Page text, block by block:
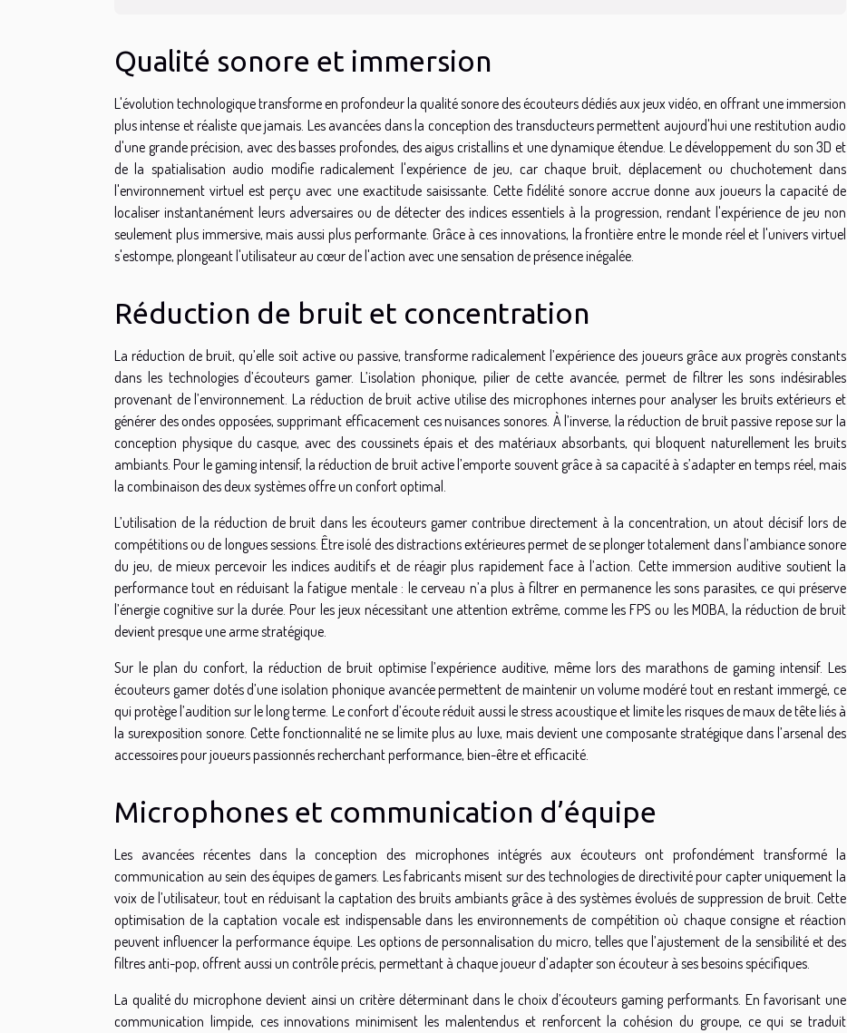
Qualité sonore et immersion
L'évolution technologique transforme en profondeur la qualité sonore des écouteurs dédiés aux jeux vidéo, en offrant une immersion
plus intense et réaliste que jamais. Les avancées dans la conception des transducteurs permettent aujourd'hui une restitution audio
d'une grande précision, avec des basses profondes, des aigus cristallins et une dynamique étendue. Le développement du son 3D et
de la spatialisation audio modifie radicalement l'expérience de jeu, car chaque bruit, déplacement ou chuchotement dans
l'environnement virtuel est perçu avec une exactitude saisissante. Cette fidélité sonore accrue donne aux joueurs la capacité de
localiser instantanément leurs adversaires ou de détecter des indices essentiels à la progression, rendant l'expérience de jeu non
seulement plus immersive, mais aussi plus performante. Grâce à ces innovations, la frontière entre le monde réel et l'univers virtuel
s'estompe, plongeant l'utilisateur au cœur de l'action avec une sensation de présence inégalée.
Réduction de bruit et concentration
La réduction de bruit, qu’elle soit active ou passive, transforme radicalement l’expérience des joueurs grâce aux progrès constants
dans les technologies d’écouteurs gamer. L’isolation phonique, pilier de cette avancée, permet de filtrer les sons indésirables
provenant de l’environnement. La réduction de bruit active utilise des microphones internes pour analyser les bruits extérieurs et
générer des ondes opposées, supprimant efficacement ces nuisances sonores. À l’inverse, la réduction de bruit passive repose sur la
conception physique du casque, avec des coussinets épais et des matériaux absorbants, qui bloquent naturellement les bruits
ambiants. Pour le gaming intensif, la réduction de bruit active l’emporte souvent grâce à sa capacité à s’adapter en temps réel, mais
la combinaison des deux systèmes offre un confort optimal.
L’utilisation de la réduction de bruit dans les écouteurs gamer contribue directement à la concentration, un atout décisif lors de
compétitions ou de longues sessions. Être isolé des distractions extérieures permet de se plonger totalement dans l’ambiance sonore
du jeu, de mieux percevoir les indices auditifs et de réagir plus rapidement face à l’action. Cette immersion auditive soutient la
performance tout en réduisant la fatigue mentale : le cerveau n’a plus à filtrer en permanence les sons parasites, ce qui préserve
l’énergie cognitive sur la durée. Pour les jeux nécessitant une attention extrême, comme les FPS ou les MOBA, la réduction de bruit
devient presque une arme stratégique.
Sur le plan du confort, la réduction de bruit optimise l’expérience auditive, même lors des marathons de gaming intensif. Les
écouteurs gamer dotés d’une isolation phonique avancée permettent de maintenir un volume modéré tout en restant immergé, ce
qui protège l’audition sur le long terme. Le confort d’écoute réduit aussi le stress acoustique et limite les risques de maux de tête liés à
la surexposition sonore. Cette fonctionnalité ne se limite plus au luxe, mais devient une composante stratégique dans l’arsenal des
accessoires pour joueurs passionnés recherchant performance, bien-être et efficacité.
Microphones et communication d’équipe
Les avancées récentes dans la conception des microphones intégrés aux écouteurs ont profondément transformé la
communication au sein des équipes de gamers. Les fabricants misent sur des technologies de directivité pour capter uniquement la
voix de l’utilisateur, tout en réduisant la captation des bruits ambiants grâce à des systèmes évolués de suppression de bruit. Cette
optimisation de la captation vocale est indispensable dans les environnements de compétition où chaque consigne et réaction
peuvent influencer la performance équipe. Les options de personnalisation du micro, telles que l’ajustement de la sensibilité et des
filtres anti-pop, offrent aussi un contrôle précis, permettant à chaque joueur d’adapter son écouteur à ses besoins spécifiques.
La qualité du microphone devient ainsi un critère déterminant dans le choix d’écouteurs gaming performants. En favorisant une
communication limpide, ces innovations minimisent les malentendus et renforcent la cohésion du groupe, ce qui se traduit